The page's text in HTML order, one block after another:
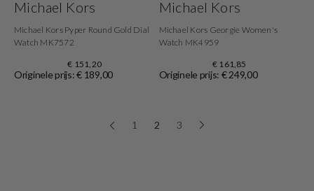
Michael Kors
Michael Kors Pyper Round Gold Dial
Watch MK7572
€ 151,20
Originele prijs: € 189,00
Michael Kors
Michael Kors Georgie Women's
Watch MK4959
€ 161,85
Originele prijs: € 249,00
1 2 3